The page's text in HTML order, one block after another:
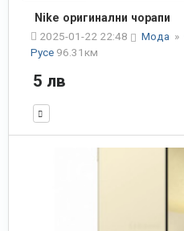
Nike оригинални чорапи
2025-01-22 22:48
Мода »
Русе 96.31км
5 лв